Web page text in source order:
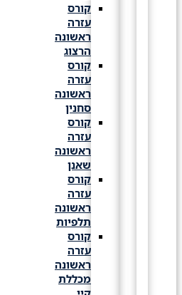
קורס
עזרה
ראשונה
הרצוג
קורס
עזרה
ראשונה
סחנין
קורס
עזרה
ראשונה
קורס
עזרה
ראשונה
תלפיות
קורס
עזרה
ראשונה
מכללת